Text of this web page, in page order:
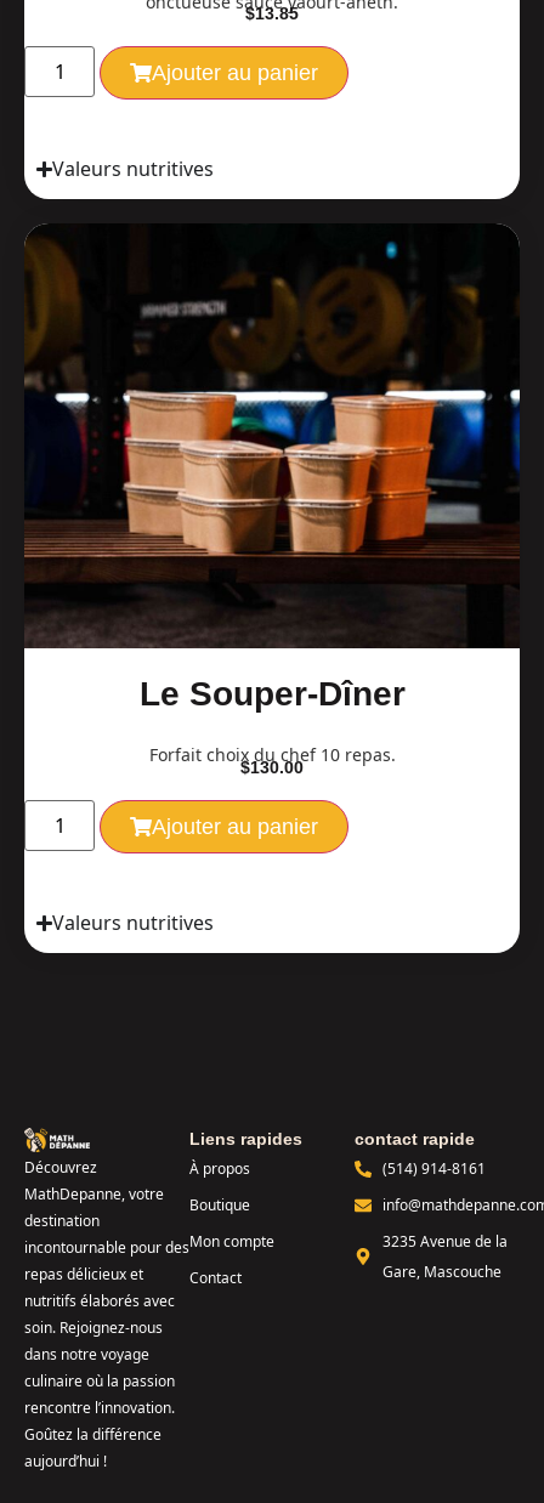
$13.85
Ajouter au panier
Valeurs nutritives
Le Souper-Dîner
Forfait choix du chef 10 repas.
$130.00
Ajouter au panier
Valeurs nutritives
Découvrez
MathDepanne, votre
destination
incontournable pour des
repas délicieux et
nutritifs élaborés avec
soin. Rejoignez-nous
dans notre voyage
culinaire où la passion
rencontre l’innovation.
Goûtez la différence
aujourd’hui !
Liens rapides
À propos
Boutique
Mon compte
Contact
contact rapide
(514) 914-8161
3235 Avenue de la
Gare, Mascouche